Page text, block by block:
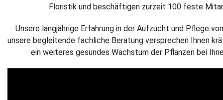
Floristik und beschäftigen zurzeit 100 feste
Unsere langjährige Erfahrung in der Aufzucht und Pflege
unsere begleitende fachliche Beratung versprechen Ihnen
ein weiteres gesundes Wachstum der Pflanzen bei